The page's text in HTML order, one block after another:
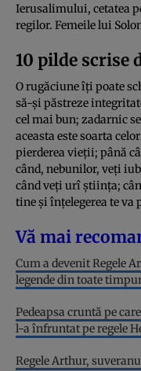
Ierusalimului, cetatea
regilor. Femeile lui
10 pilde scrise
O rugăciune îți poate
să-și păstreze
cel mai bun; zadarnic
aceasta este soarta
pierderea vieţii; până
când, nebunilor, veţi
când veţi urî ştiinţa;
tine şi înţelegerea te va
Vă mai
Cum a devenit Regele
legende din toate
Pedeapsa cruntă pe
l-a înfruntat pe regele
Regele Arthur,